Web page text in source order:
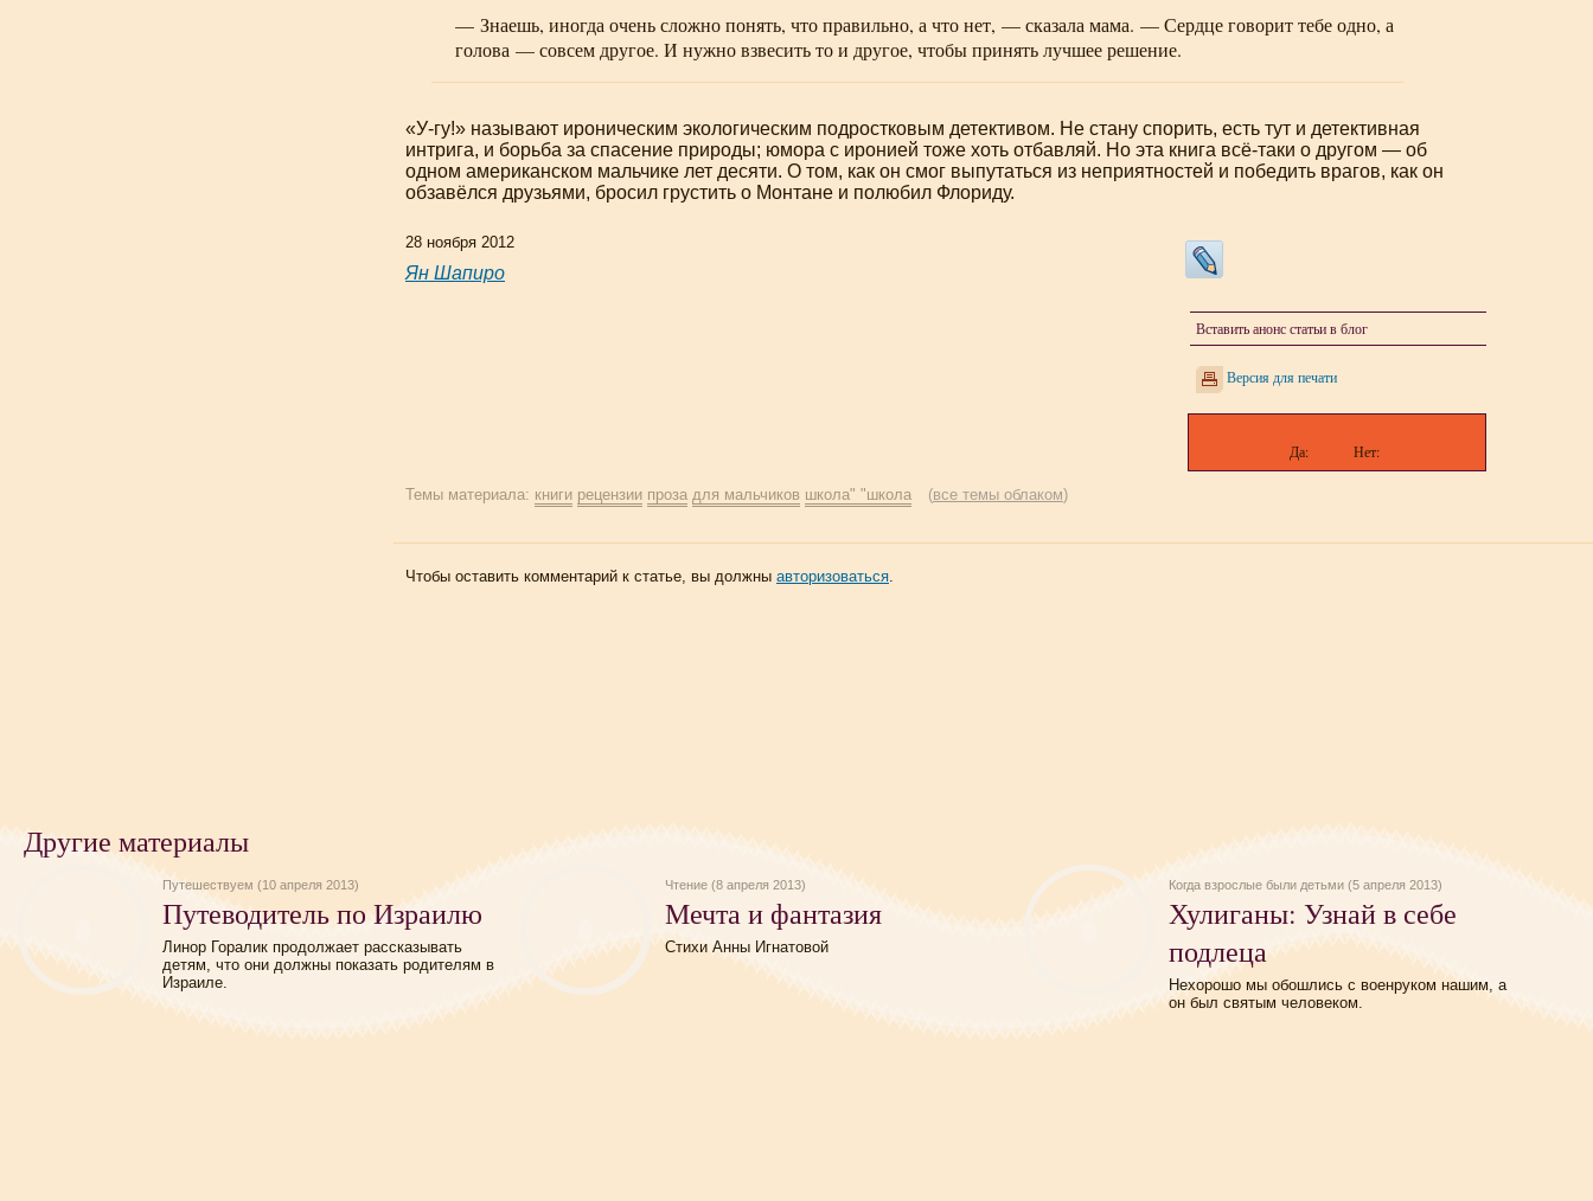
— Знаешь, иногда очень сложно понять, что правильно, а что нет, — сказала мама. — Сердце говорит тебе одно, а
голова — совсем другое. И нужно взвесить то и другое, чтобы принять лучшее решение.
«У-гу!» называют ироническим экологическим подростковым детективом. Не стану спорить, есть тут и детективная
интрига, и борьба за спасение природы; юмора с иронией тоже хоть отбавляй. Но эта книга всё-таки о другом — об
одном американском мальчике лет десяти. О том, как он смог выпутаться из неприятностей и победить врагов, как он
обзавёлся друзьями, бросил грустить о Монтане и полюбил Флориду.
Вставить анонс статьи в блог
Версия для печати
Да: Нет:
28 ноября 2012
Ян Шапиро
Темы материала: книги рецензии проза для мальчиков школа" "школа (все темы облаком)
Чтобы оставить комментарий к статье, вы должны авторизоваться.
Другие материалы
Путешествуем (10 апреля 2013)
Путеводитель по Израилю
Линор Горалик продолжает рассказывать
детям, что они должны показать родителям в
Израиле.
Чтение (8 апреля 2013)
Мечта и фантазия
Стихи Анны Игнатовой
Когда взрослые были детьми (5 апреля 2013)
Хулиганы: Узнай в себе
подлеца
Нехорошо мы обошлись с военруком нашим, а
он был святым человеком.